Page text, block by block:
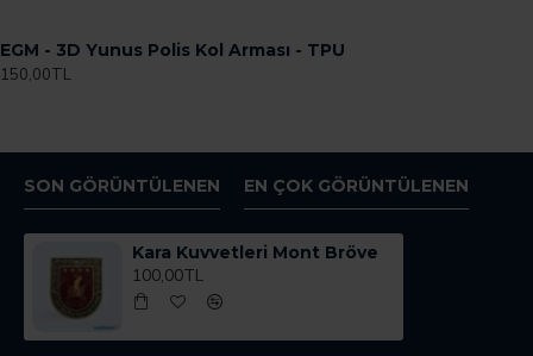
EGM - 3D Yunus Polis Kol Arması - TPU
150,00TL
SON GÖRÜNTÜLENEN EN ÇOK GÖRÜNTÜLENEN
Kara Kuvvetleri Mont Bröve
100,00TL